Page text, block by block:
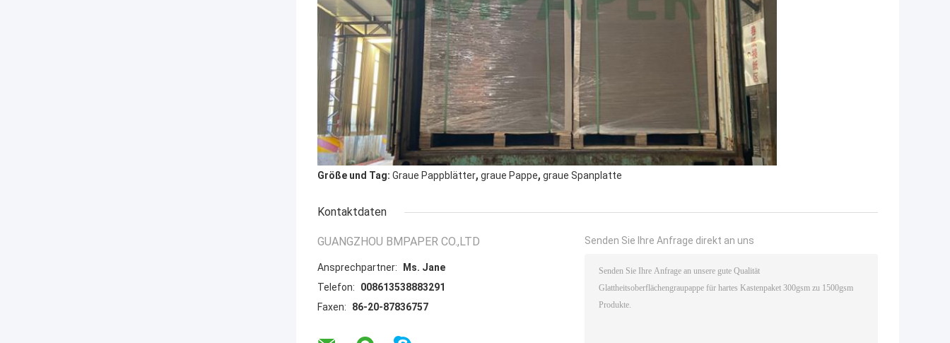
Größe und Tag: Graue Pappblätter, graue Pappe, graue Spanplatte
Kontaktdaten
GUANGZHOU BMPAPER CO.,LTD
Ansprechpartner:
Ms. Jane
Telefon:
008613538883291
Faxen:
86-20-87836757
Senden Sie Ihre Anfrage direkt an uns